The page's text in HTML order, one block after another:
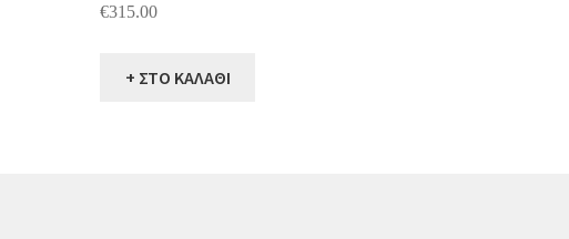
€315.00
+ ΣΤΟ ΚΑΛΑΘΙ